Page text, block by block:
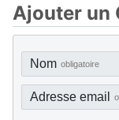
Ajouter un
Nom obligatoire
Adresse email